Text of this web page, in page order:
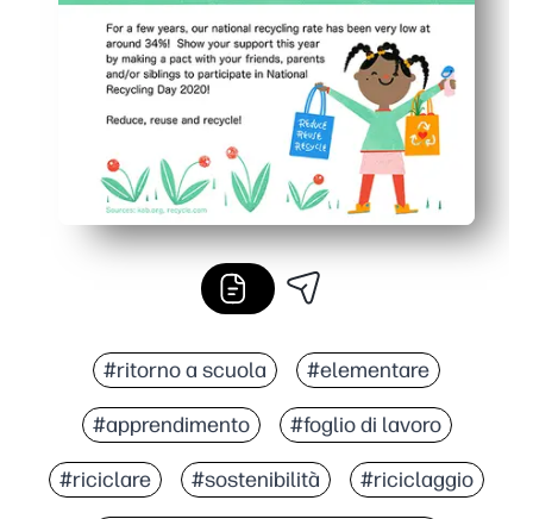
#ritorno a scuola #elementare
#apprendimento #foglio di lavoro
#riciclare #sostenibilità #riciclaggio